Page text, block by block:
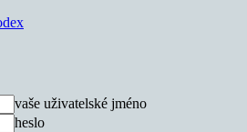
vaše uživatelské jméno
heslo